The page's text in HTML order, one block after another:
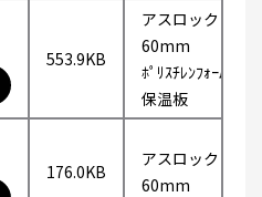
553.9KB
アスロック
60mm
ﾎﾟﾘｽﾁﾚﾝﾌｫｰﾑ
保温板
176.0KB
アスロック
60mm